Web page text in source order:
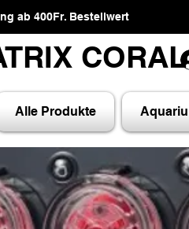
ab 400Fr. Bestellwert
Alle Produkte